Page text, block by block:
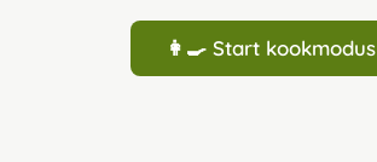
👩‍🍳 Start kookmodus